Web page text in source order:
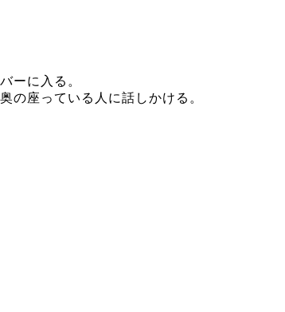
バーに入る。
奥の座っている人に話しかける。